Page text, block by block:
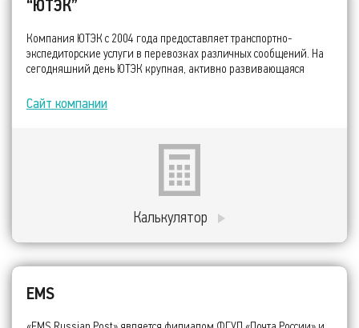
“ЮТЭК”
Компания ЮТЭК с 2004 года предоставляет транспортно-
экспедиторские услуги в перевозках различных сообщений. На
сегодняшний день ЮТЭК крупная, активно развивающаяся
логистического сервиса.
Сайт компании
Калькулятор
EMS